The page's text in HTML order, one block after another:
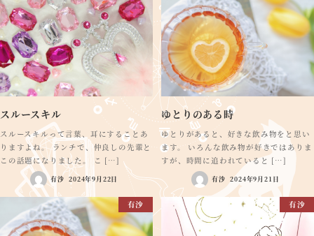
スルースキル
スルースキルって言葉、耳にすることあ
りますよね。 ランチで、仲良しの先輩と
この話題になりました。 こ […]
有沙 2024年9月22日
ゆとりのある時
ゆとりがあると、好きな飲み物をと思い
ます。 いろんな飲み物が好きではありま
すが、時間に追われていると […]
有沙 2024年9月21日
有沙 有沙